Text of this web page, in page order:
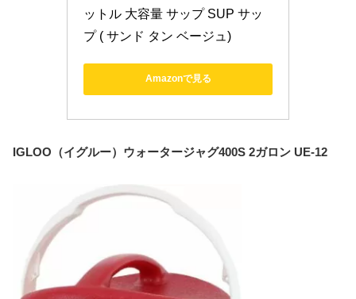
ットル 大容量 サップ SUP サッ
プ ( サンド タン ベージュ)
Amazonで見る
IGLOO（イグルー）ウォータージャグ400S 2ガロン UE-12